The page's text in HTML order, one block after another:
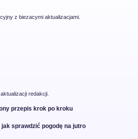
z biezacymi aktualizacjami.
redakcji.
przepis krok po kroku
sprawdzić pogodę na jutro